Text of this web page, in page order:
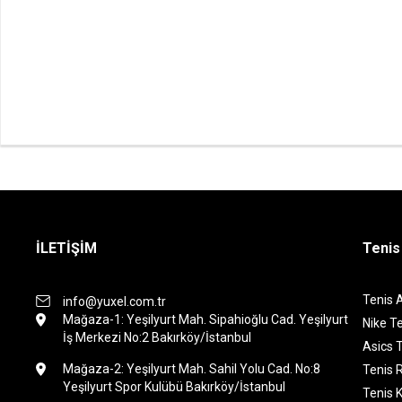
İLETİŞİM
info@yuxel.com.tr
Mağaza-1: Yeşilyurt Mah. Sipahioğlu Cad. Yeşilyurt
İş Merkezi No:2 Bakırköy/İstanbul
Mağaza-2: Yeşilyurt Mah. Sahil Yolu Cad. No:8
Yeşilyurt Spor Kulübü Bakırköy/İstanbul
Tenis
Tenis
Nike
Asics
Tenis
Tenis